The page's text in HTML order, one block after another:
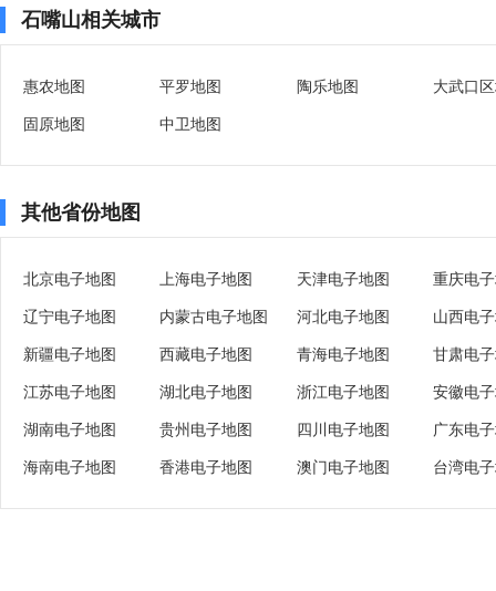
石嘴山相关城市
惠农地图 平罗地图 陶乐地图 大武口
固原地图 中卫地图
其他省份地图
北京电子地图 上海电子地图 天津电子地图 重庆电
辽宁电子地图 内蒙古电子地图 河北电子地图 山西电
新疆电子地图 西藏电子地图 青海电子地图 甘肃电
江苏电子地图 湖北电子地图 浙江电子地图 安徽电
湖南电子地图 贵州电子地图 四川电子地图 广东电
海南电子地图 香港电子地图 澳门电子地图 台湾电